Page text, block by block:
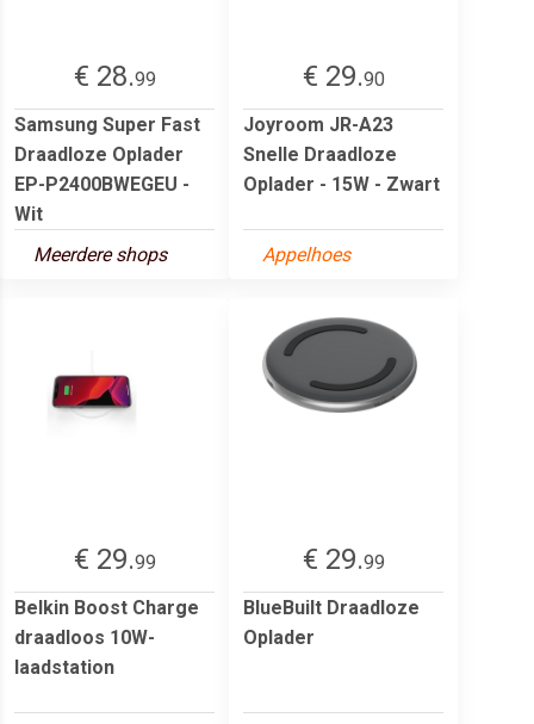
€ 28.99
Samsung Super Fast
Draadloze Oplader
EP-P2400BWEGEU -
Wit
Meerdere shops
€ 29.90
Joyroom JR-A23
Snelle Draadloze
Oplader - 15W - Zwart
Appelhoes
€ 29.99
Belkin Boost Charge
draadloos 10W-
laadstation
€ 29.99
BlueBuilt Draadloze
Oplader